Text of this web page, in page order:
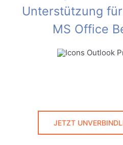
Unterstützung
MS Office
JETZT